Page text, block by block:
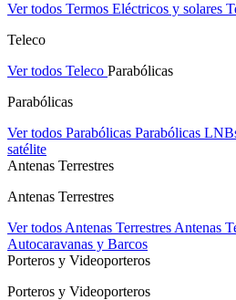
Ver todos Termos Eléctricos y solares
Teleco
Ver todos Teleco Parabólicas
Parabólicas
Ver todos Parabólicas Parabólicas
satélite
Antenas Terrestres
Antenas Terrestres
Ver todos Antenas Terrestres Antenas
Autocaravanas y Barcos
Porteros y Videoporteros
Porteros y Videoporteros